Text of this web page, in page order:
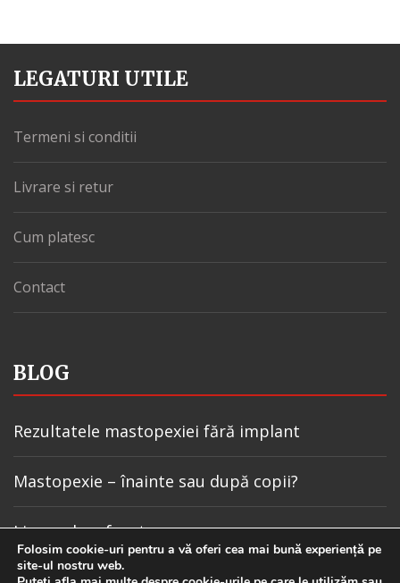
LEGATURI UTILE
Termeni si conditii
Livrare si retur
Cum platesc
Contact
BLOG
Rezultatele mastopexiei fără implant
Mastopexie – înainte sau după copii?
Lipomul pe frunte
Folosim cookie-uri pentru a vă oferi cea mai bună experiență pe
site-ul nostru web.